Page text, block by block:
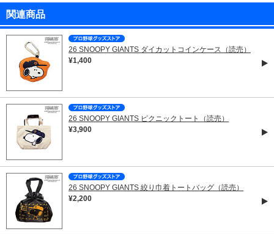
関連商品
26 SNOOPY GIANTS ダイカットコインケース（読売）
¥1,400
26 SNOOPY GIANTS ピクニックトート（読売）
¥3,900
26 SNOOPY GIANTS 絞り巾着トートバッグ（読売）
¥2,200